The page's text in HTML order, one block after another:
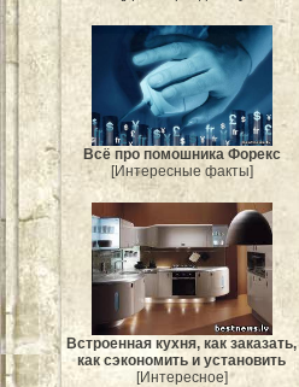
Всё про помошника Форекс
[Интересные факты]
Встроенная кухня, как заказать,
как сэкономить и установить
[Интересное]